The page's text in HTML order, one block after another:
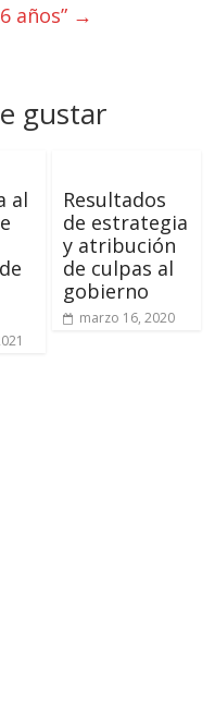
años” →
gustar
al
Resultados
de estrategia
y atribución
de culpas al
gobierno
marzo 16, 2020